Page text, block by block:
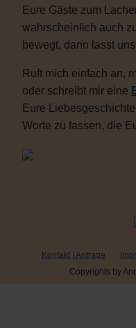
Eure Gäste zum
wahrscheinlich auch
bewegt, dann lasst
Ruft mich einfach an,
oder schreibt mir eine
Eure
Worte zu fassen, die
Kontakt | Anfrage
Copyrights by